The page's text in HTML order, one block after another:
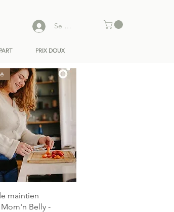
PRIX DOUX
Se connecter
rapide
maintien
Belly -